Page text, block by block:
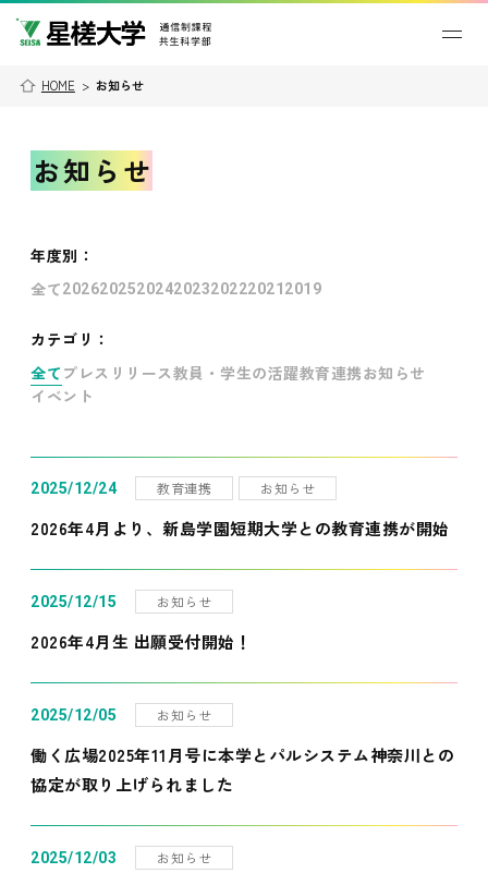
HOME > お知らせ
お知らせ
年度別 ：
全て202620252024202320222021 2019
カテゴリ：
全て プレスリリース教員・学生の活躍教育連携お知らせ
イベント
2025/12/24 教育連携 お知らせ
2026年4月より、新島学園短期大学との教育連携が開始
2025/12/15 お知らせ
2026年4月生 出願受付開始！
2025/12/05 お知らせ
働く広場2025年11月号に本学とパルシステム神奈川との
協定が取り上げられました
2025/12/03 お知らせ